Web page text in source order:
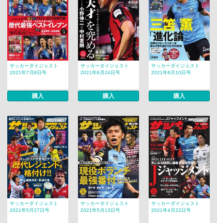
サッカーダイジェスト
2021年7月8日号
購入
サッカーダイジェスト
2021年6月24日号
購入
サッカーダイジェスト
2021年6月10日号
購入
サッカーダイジェスト
2021年5月27日号
サッカーダイジェスト
2021年5月13日号
サッカーダイジェスト
2021年4月22日号